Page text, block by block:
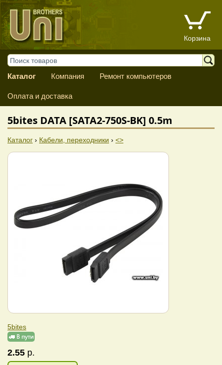
Корзина
Каталог Компания Ремонт компьютеров
Оплата и доставка
5bites DATA [SATA2-750S-BK] 0.5m
Каталог › Кабели, переходники › <>
5bites
2.55 р.